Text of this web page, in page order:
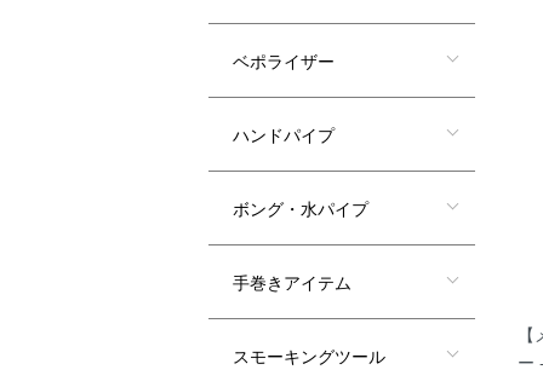
ー
ベポライザー
ハンドパイプ
ボング・水パイプ
手巻きアイテム
スモーキングツール